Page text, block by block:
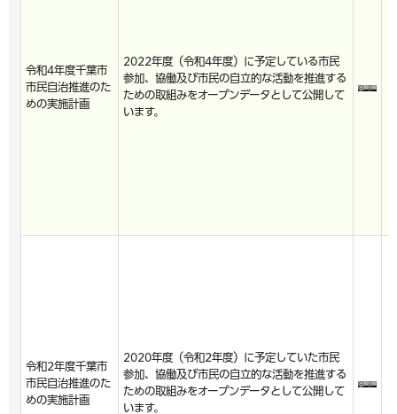
令和4年度千葉市
市民自治推進のた
めの実施計画
2022年度（令和4年度）に予定している市民
参加、協働及び市民の自立的な活動を推進する
ための取組みをオープンデータとして公開して
います。
令和2年度千葉市
市民自治推進のた
めの実施計画
2020年度（令和2年度）に予定していた市民
参加、協働及び市民の自立的な活動を推進する
ための取組みをオープンデータとして公開して
います。